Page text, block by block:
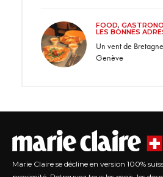
FOOD,
LES BONNES
Un vent de
Genève
Marie Claire se décline en version 100%